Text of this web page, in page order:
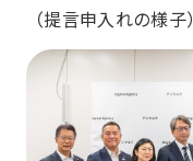
（提言申入れの様子）